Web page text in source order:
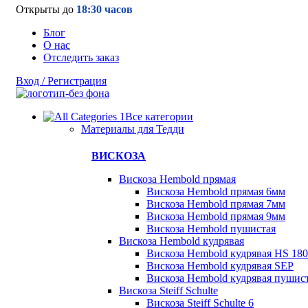
Открыты до 18:30 часов
Блог
О нас
Отследить заказ
Вход / Регистрация
Все категории
Материалы для Тедди
ВИСКОЗА
Вискоза Hembold прямая
Вискоза Hembold прямая 6мм
Вискоза Hembold прямая 7мм
Вискоза Hembold прямая 9мм
Вискоза Hembold пушистая
Вискоза Hembold кудрявая
Вискоза Hembold кудрявая HS 180
Вискоза Hembold кудрявая SEP
Вискоза Hembold кудрявая
Вискоза Steiff Schulte
Вискоза Steiff Schulte 6